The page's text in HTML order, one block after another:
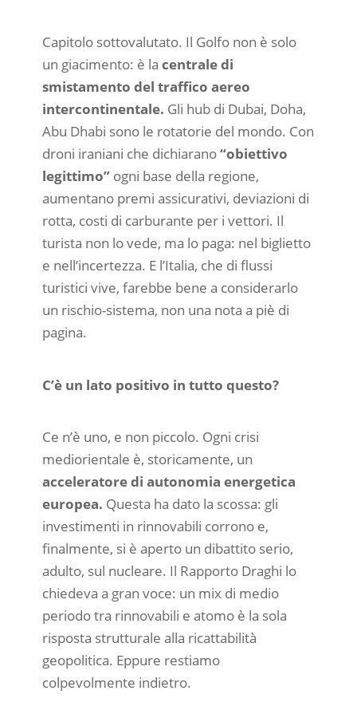
Capitolo sottovalutato. Il Golfo non è solo
un giacimento: è la centrale di
smistamento del traffico aereo
intercontinentale. Gli hub di Dubai, Doha,
Abu Dhabi sono le rotatorie del mondo. Con
droni iraniani che dichiarano“obiettivo
legittimo”ogni base della regione,
aumentano premi assicurativi, deviazioni di
rotta, costi di carburante per i vettori. Il
turista non lo vede, ma lo paga: nel biglietto
e nell’incertezza. E l’Italia, che di flussi
turistici vive, farebbe bene a considerarlo
un rischio-sistema, non una nota a piè di
pagina.
C’è un lato positivo in tutto questo?
Ce n’è uno, e non piccolo. Ogni crisi
mediorientale è, storicamente, un
acceleratore di autonomia energetica
europea. Questa ha dato la scossa: gli
investimenti in rinnovabili corrono e,
finalmente, si è aperto un dibattito serio,
adulto, sul nucleare. Il Rapporto Draghi lo
chiedeva a gran voce: un mix di medio
periodo tra rinnovabili e atomo è la sola
risposta strutturale alla ricattabilità
geopolitica. Eppure restiamo
colpevolmente indietro.